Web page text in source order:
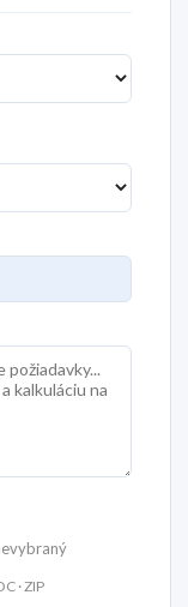
· ZIP